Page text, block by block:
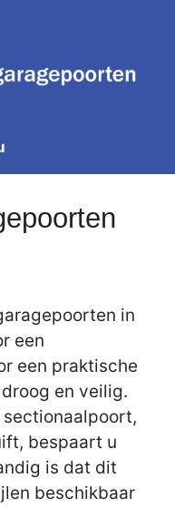
in
een
een praktische
en veilig.
sectionaalpoort,
bespaart u
is dat dit
beschikbaar